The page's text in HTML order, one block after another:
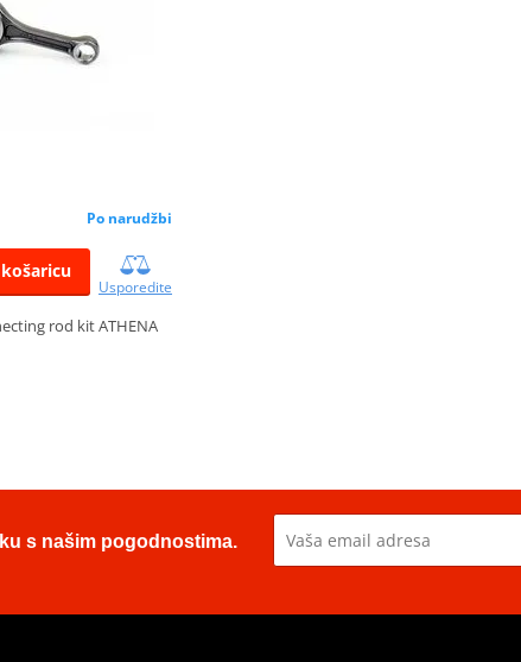
Po narudžbi
Usporedite
rod kit ATHENA
s našim pogodnostima.